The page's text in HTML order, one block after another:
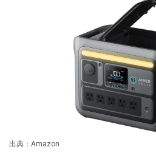
出典：Amazon